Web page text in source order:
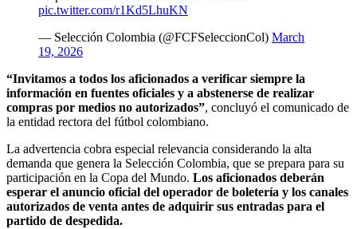
pic.twitter.com/r1Kd5LhuKN
— Selección Colombia (@FCFSeleccionCol) March
19, 2026
“Invitamos a todos los aficionados a verificar siempre la
información en fuentes oficiales y a abstenerse de realizar
compras por medios no autorizados”, concluyó el comunicado de
la entidad rectora del fútbol colombiano.
La advertencia cobra especial relevancia considerando la alta
demanda que genera la Selección Colombia, que se prepara para su
participación en la Copa del Mundo. Los aficionados deberán
esperar el anuncio oficial del operador de boletería y los canales
autorizados de venta antes de adquirir sus entradas para el
partido de despedida.